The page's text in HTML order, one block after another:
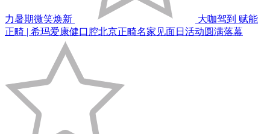
力暑期微笑焕新
大咖驾到 赋能
正畸 | 希玛爱康健口腔北京正畸名家见面日活动圆满落幕